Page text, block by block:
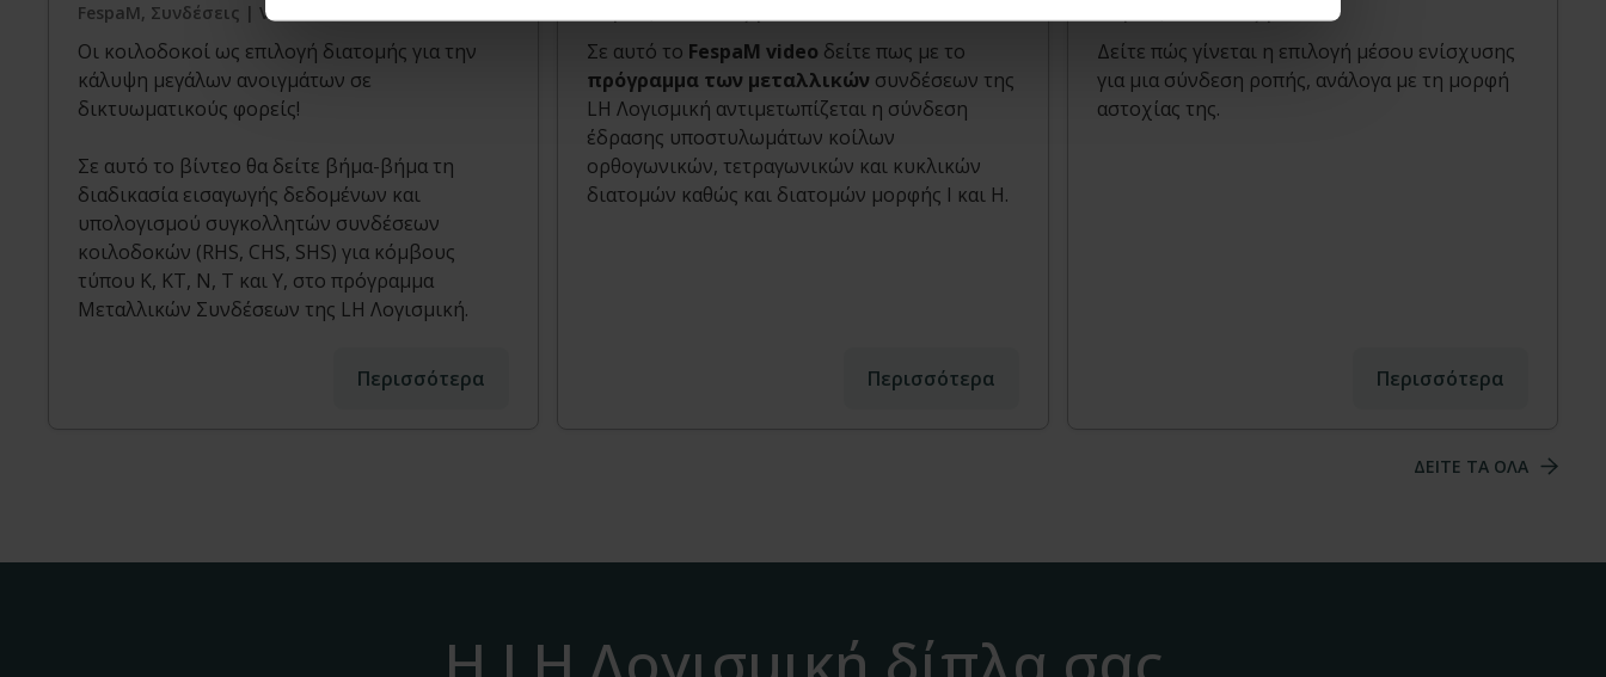
FespaM, Συνδέσεις | Video
Οι κοιλοδοκοί ως επιλογή διατομής για την
κάλυψη μεγάλων ανοιγμάτων σε
δικτυωματικούς φορείς!
Σε αυτό το βίντεο θα δείτε βήμα-βήμα τη
διαδικασία εισαγωγής δεδομένων και
υπολογισμού συγκολλητών συνδέσεων
κοιλοδοκών (RHS, CHS, SHS) για κόμβους
τύπου Κ, ΚΤ, Ν, Τ και Υ, στο πρόγραμμα
Μεταλλικών Συνδέσεων της LH Λογισμική.
Περισσότερα
Σε αυτό το FespaM video δείτε πως με το
πρόγραμμα των μεταλλικών συνδέσεων της
LH Λογισμική αντιμετωπίζεται η σύνδεση
έδρασης υποστυλωμάτων κοίλων
ορθογωνικών, τετραγωνικών και κυκλικών
διατομών καθώς και διατομών μορφής Ι και Η.
Περισσότερα
Δείτε πώς γίνεται η επιλογή μέσου ενίσχυσης
για μια σύνδεση ροπής, ανάλογα με τη μορφή
αστοχίας της.
Περισσότερα
ΔΕΙΤΕ ΤΑ ΟΛΑ